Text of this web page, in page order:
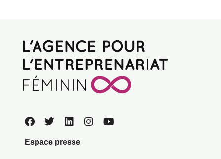
Espace presse